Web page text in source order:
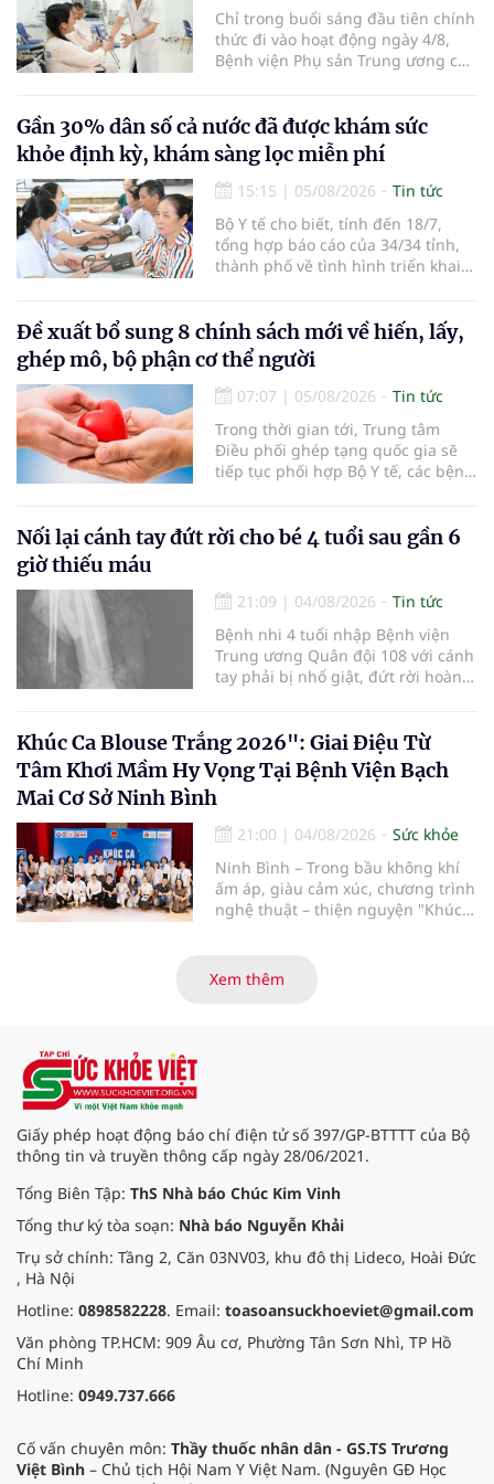
Chỉ trong buổi sáng đầu tiên chính
thức đi vào hoạt động ngày 4/8,
Bệnh viện Phụ sản Trung ương cơ
em bé đầu tiên chào đời.
Gần 30% dân số cả nước đã được khám sức
khỏe định kỳ, khám sàng lọc miễn phí
15:15 | 05/08/2026
Tin tức
Bộ Y tế cho biết, tính đến 18/7,
tổng hợp báo cáo của 34/34 tỉnh,
thành phố về tình hình triển khai
nhận 32.286.360 người, chiếm gần
30% dân số cả nước đã được khám
sức khỏe định kỳ năm nay.
Đề xuất bổ sung 8 chính sách mới về hiến, lấy,
ghép mô, bộ phận cơ thể người
07:07 | 05/08/2026
Tin tức
Trong thời gian tới, Trung tâm
Điều phối ghép tạng quốc gia sẽ
tiếp tục phối hợp Bộ Y tế, các bệnh
cường truyền thông, hoàn thiện
quy trình chuyên môn và hệ thống
hiến và ghép mô tạng.
Nối lại cánh tay đứt rời cho bé 4 tuổi sau gần 6
giờ thiếu máu
21:09 | 04/08/2026
Tin tức
Bệnh nhi 4 tuổi nhập Bệnh viện
Trung ương Quân đội 108 với cánh
tay phải bị nhổ giật, đứt rời hoàn
thương nặng và thời gian thiếu
máu kéo dài, các bác sĩ đã tái lập
tuần hoàn thành công sau ca vi
phẫu kéo dài 3 giờ.
Khúc Ca Blouse Trắng 2026": Giai Điệu Từ
Tâm Khơi Mầm Hy Vọng Tại Bệnh Viện Bạch
Mai Cơ Sở Ninh Bình
21:00 | 04/08/2026
Sức khỏe
Ninh Bình – Trong bầu không khí
ấm áp, giàu cảm xúc, chương trình
nghệ thuật – thiện nguyện "Khúc
điểm dừng chân đầu tiên tại Bệnh
viện Bạch Mai cơ sở Ninh Bình.
Xem thêm
Giấy phép hoạt động báo chí điện tử số 397/GP-BTTTT của Bộ
thông tin và truyền thông cấp ngày 28/06/2021.
Tổng Biên Tập: ThS Nhà báo Chúc Kim Vinh
Tổng thư ký tòa soạn: Nhà báo Nguyễn Khải
Trụ sở chính: Tầng 2, Căn 03NV03, khu đô thị Lideco, Hoài Đức
, Hà Nội
Hotline: 0898582228. Email: toasoansuckhoeviet@gmail.com
Văn phòng TP.HCM: 909 Âu cơ, Phường Tân Sơn Nhì, TP Hồ
Chí Minh
Hotline: 0949.737.666
Cố vấn chuyên môn: Thầy thuốc nhân dân - GS.TS Trương
Việt Bình – Chủ tịch Hội Nam Y Việt Nam. (Nguyên GĐ Học